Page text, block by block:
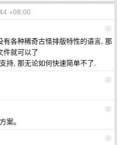
+08:00
1
各种稀奇古怪排版特性的语言, 那
件就可以了
持, 那无论如何快速简单不了.
2
3
案。
4